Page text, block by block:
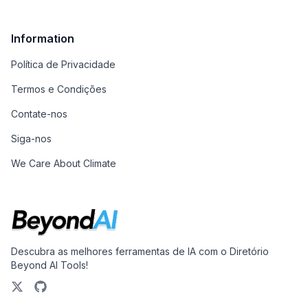
Information
Política de Privacidade
Termos e Condições
Contate-nos
Siga-nos
We Care About Climate
Descubra as melhores ferramentas de IA com o Diretório
Beyond AI Tools!